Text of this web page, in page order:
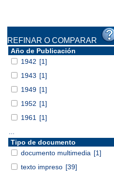
REFINAR O COMPARAR
Año de Publicación
1942 [1]
1943 [1]
1949 [1]
1952 [1]
1961
[1]
Tipo de documento
documento multimedia [1]
texto impreso [39]